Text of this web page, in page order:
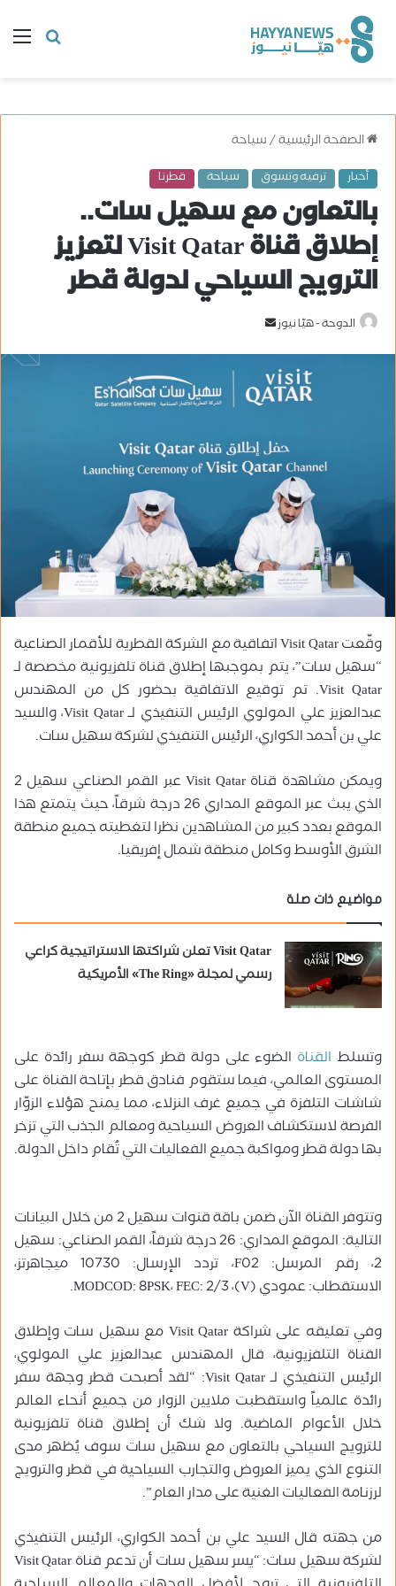
البحث
الصفحة الرئيسية/سياحة
أخبار ترفيه وتسوق سياحة قطرنا
بالتعاون مع سهيل سات..
إطلاق قناة Visit Qatar لتعزيز
الترويج السياحي لدولة قطر
الدوحة - هيّا نيوز
ل
ب
ي
د
إ
ك
ت
ر
و
ن
ي
ا
وقّعت Visit Qatar اتفاقية مع الشركة القطرية للأقمار الصناعية
“سهيل سات”، يتم بموجبها إطلاق قناة تلفزيونية مخصصة لـ
Visit Qatar. تم توقيع الاتفاقية بحضور كل من المهندس
عبدالعزيز علي المولوي الرئيس التنفيذي لـ Visit Qatar، والسيد
علي بن أحمد الكواري، الرئيس التنفيذي لشركة سهيل سات.
ويمكن مشاهدة قناة Visit Qatar عبر القمر الصناعي سهيل 2
الذي يبث عبر الموقع المداري 26 درجة شرقاً، حيث يتمتع هذا
الموقع بعدد كبير من المشاهدين نظرا لتغطيته جميع منطقة
الشرق الأوسط وكامل منطقة شمال إفريقيا.
مواضيع ذات صلة
Visit Qatar تعلن شراكتها الاستراتيجية كراعي
رسمي لمجلة «The Ring» الأمريكية
وتسلط القناة الضوء على دولة قطر كوجهة سفر رائدة على
المستوى العالمي، فيما ستقوم فنادق قطر بإتاحة القناة على
شاشات التلفزة في جميع غرف النزلاء، مما يمنح هؤلاء الزوّار
الفرصة لاستكشاف العروض السياحية ومعالم الجذب التي تزخر
بها دولة قطر ومواكبة جميع الفعاليات التي تُقام داخل الدولة.
وتتوفر القناة الآن ضمن باقة قنوات سهيل 2 من خلال البيانات
التالية: الموقع المداري: 26 درجة شرقاً، القمر الصناعي: سهيل
2، رقم المرسل: F02، تردد الإرسال: 10730 ميجاهرتز،
الاستقطاب: عمودي (V)، MODCOD: 8PSK، FEC: 2/3.
وفي تعليقه على شراكة Visit Qatar مع سهيل سات وإطلاق
القناة التلفزيونية، قال المهندس عبدالعزيز علي المولوي،
الرئيس التنفيذي لـ Visit Qatar: “لقد أصبحت قطر وجهة سفر
رائدة عالمياً واستقطبت ملايين الزوار من جميع أنحاء العالم
خلال الأعوام الماضية. ولا شك أن إطلاق قناة تلفزيونية
للترويج السياحي بالتعاون مع سهيل سات سوف يُظهر مدى
التنوع الذي يميز العروض والتجارب السياحية في قطر والترويج
لرزنامة الفعاليات الغنية على مدار العام”.
من جهته قال السيد علي بن أحمد الكواري، الرئيس التنفيذي
لشركة سهيل سات: “يسر سهيل سات أن تدعم قناة Visit Qatar